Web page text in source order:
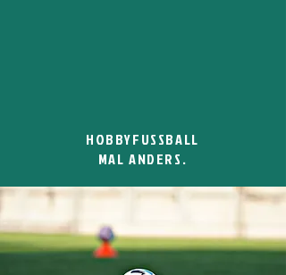
HOBBYFUSSBALL
MAL ANDERS.